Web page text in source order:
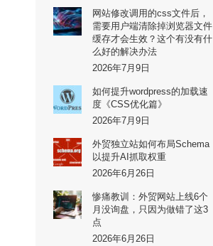
网站修改调用的css文件后，
需要用户端清除掉浏览器文件
缓存才会生效？这个有没有什
么好的解决办法
2026年7月9日
如何提升wordpress的加载速
度《CSS优化篇》
2026年7月9日
外贸独立站如何布局Schema
以提升AI抓取权重
2026年6月26日
惨痛教训：外贸网站上线6个
月没询盘，只因为做错了这3
点
2026年6月26日